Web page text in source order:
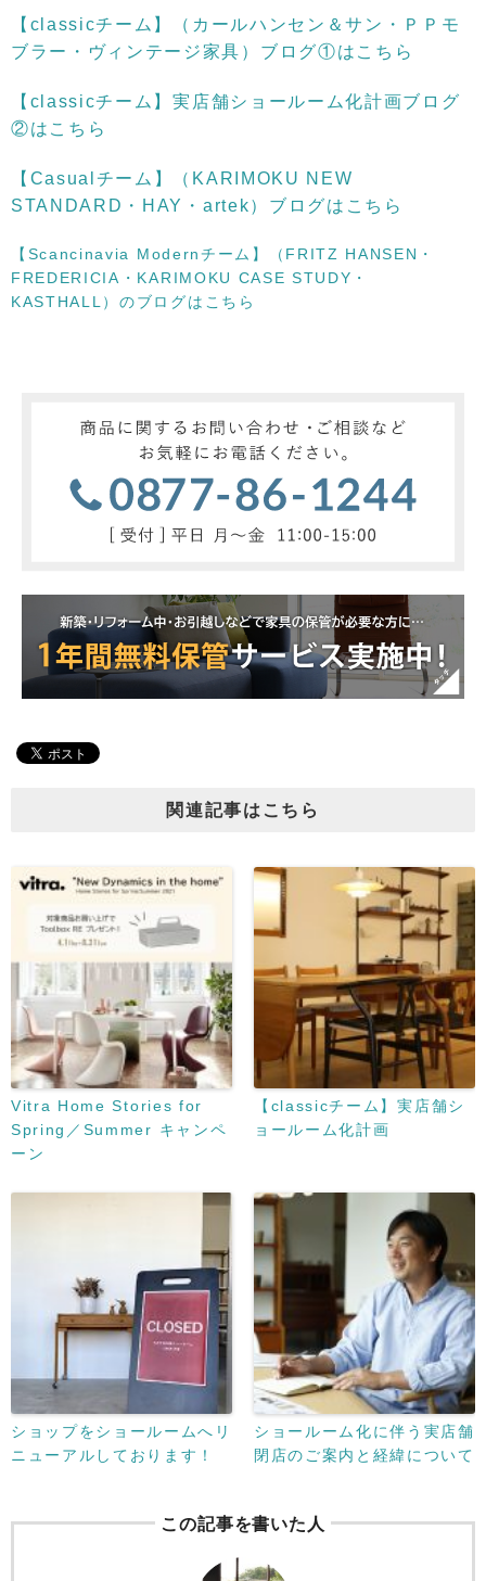
【classicチーム】（カールハンセン＆サン・ＰＰモ
ブラー・ヴィンテージ家具）ブログ①はこちら
【classicチーム】実店舗ショールーム化計画ブログ
②はこちら
【Casualチーム】（KARIMOKU NEW
STANDARD・HAY・artek）ブログはこちら
【Scancinavia Modernチーム】（FRITZ HANSEN・
FREDERICIA・KARIMOKU CASE STUDY・
KASTHALL）のブログはこちら
関連記事はこちら
Vitra Home Stories for
Spring／Summer キャンペ
ーン
【classicチーム】実店舗シ
ョールーム化計画
ショップをショールームへリ
ニューアルしております！
ショールーム化に伴う実店舗
閉店のご案内と経緯について
この記事を書いた人